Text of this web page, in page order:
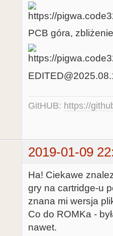
PCB góra,
GitHUB: https://
2019-01-09
Ha! Ciekawe
gry na cartridge-u
znana mi wersja
Co do ROMKa -
nawet.